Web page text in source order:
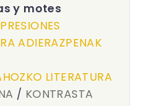
y motes
ADIERAZPENAK
LITERATURA
/ KONTRASTA